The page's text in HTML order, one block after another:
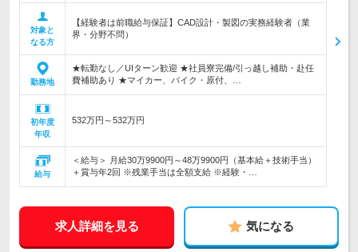
対象と
なる方
【経験者は前職給与保証】CAD設計・製図の実務経験者（業
界・分野不問）
勤務地
★転勤なし／UIターン歓迎 ★社員寮完備/引っ越し補助・赴任
費補助あり ★マイカー、バイク・原付、…
初年度
年収
532万円～532万円
給与
＜給与＞ 月給30万9900円～48万9900円（基本給＋技術手当）
＋賞与年2回 ※残業手当は全額支給 ※経験・…
求人詳細を見る 気になる